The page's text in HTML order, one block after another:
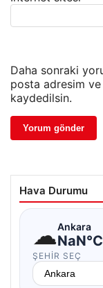
Daha sonraki
posta adresim ve
kaydedilsin.
Hava Durumu
☁Ankara
NaN°C
ŞEHIR SEÇ